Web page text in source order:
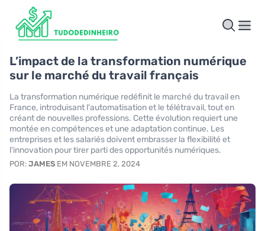
L’impact de la transformation numérique
sur le marché du travail français
La transformation numérique redéfinit le marché du travail en
France, introduisant l'automatisation et le télétravail, tout en
créant de nouvelles professions. Cette évolution requiert une
montée en compétences et une adaptation continue. Les
entreprises et les salariés doivent embrasser la flexibilité et
l'innovation pour tirer parti des opportunités numériques.
POR: JAMES EM NOVEMBRE 2, 2024